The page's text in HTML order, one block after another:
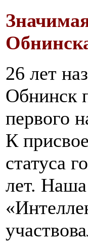
26 лет
Обнинск
первого
К
статуса
лет. Наша